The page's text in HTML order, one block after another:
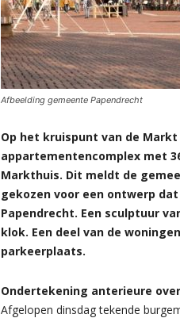
Afbeelding gemeente Papendrecht
Op het kruispunt van de
appartementencomplex met
Markthuis. Dit meldt de
gekozen voor een ontwerp
Papendrecht. Een sculptuur
klok. Een deel van de
parkeerplaats.
Ondertekening anterieure
Afgelopen dinsdag tekende